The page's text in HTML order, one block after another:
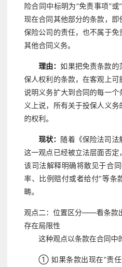
险合同中标明为“免责事项”或
现在合同其他部分的条款，即
保险公司的责任，也不属于免
其他合同义务。
理由：如果把免责条款的
保人权利的条款，在客观上可
说明义务扩大到合同的每一
义上说，所有关于投保人义
的权利。
现状： 随着《保险法司法
这一观点已经被立法层面否定
该司法解释明确将散见于合
率、比例赔付或者给付”等条
畴。
观点二：位置区分——看条款
存在局限性
这种观点以条款在合同中
① 如果条款出现在“责任